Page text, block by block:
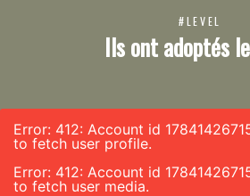
#LEVEL
Ils ont adoptés
Error: 412: Account id
to fetch user profile.
Error: 412: Account id
to fetch user media.